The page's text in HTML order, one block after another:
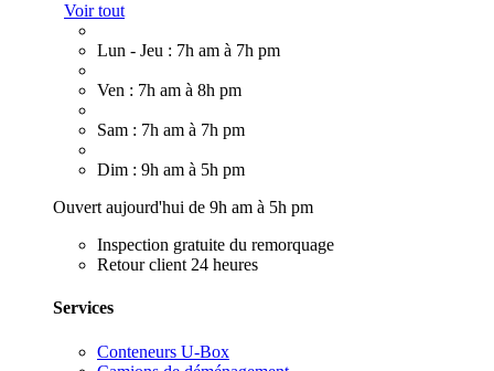
Voir tout
Lun - Jeu : 7h am à 7h pm
Ven : 7h am à 8h pm
Sam : 7h am à 7h pm
Dim : 9h am à 5h pm
Ouvert aujourd'hui de 9h am à 5h pm
Inspection gratuite du remorquage
Retour client 24 heures
Services
Conteneurs U-Box